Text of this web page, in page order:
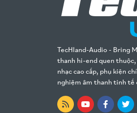
TecHland-Audio - Bring
thanh hi-end quen
nhạc cao cấp, phụ kiện
nghiệm âm thanh tinh tế